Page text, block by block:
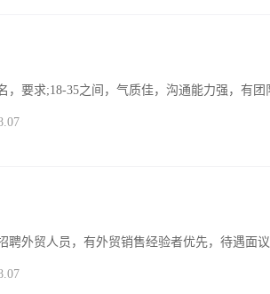
，要求;18-35之间，气质佳，沟通能力强，有
聘外贸人员，有外贸销售经验者优先，待遇面